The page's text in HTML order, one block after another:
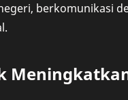
berkomunikasi